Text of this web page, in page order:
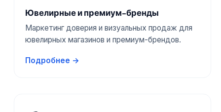
Ювелирные и премиум-бренды
Маркетинг доверия и визуальных продаж для
ювелирных магазинов и премиум-брендов.
Подробнее →